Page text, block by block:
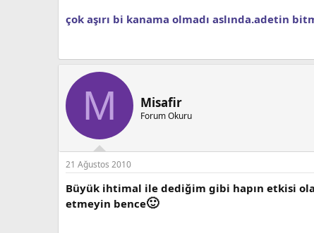
çok aşırı bi kanama olmadı aslında.adetin
M Misafir
Forum Okuru
21 Ağustos 2010
Büyük ihtimal ile dediğim gibi hapın etkisi
etmeyin bence🙂